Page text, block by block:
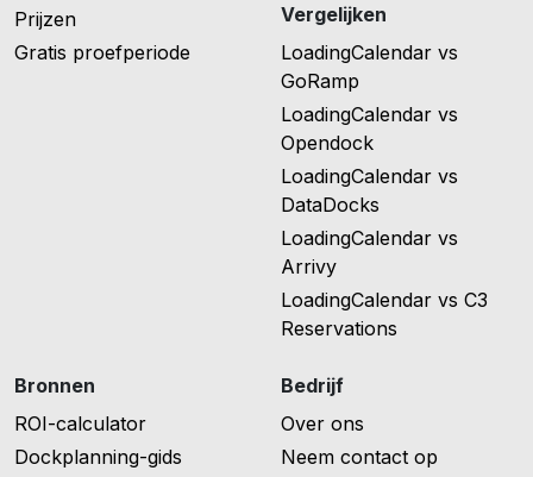
Prijzen
Gratis proefperiode
Vergelijken
LoadingCalendar vs
GoRamp
LoadingCalendar vs
Opendock
LoadingCalendar vs
DataDocks
LoadingCalendar vs
Arrivy
LoadingCalendar vs C3
Reservations
Bronnen
ROI-calculator
Dockplanning-gids
Bedrijf
Over ons
Neem contact op